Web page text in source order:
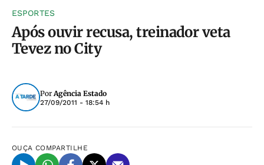
ESPORTES
Após ouvir recusa, treinador veta
Tevez no City
PorAgência Estado
27/09/2011 - 18:54 h
OUÇA COMPARTILHE